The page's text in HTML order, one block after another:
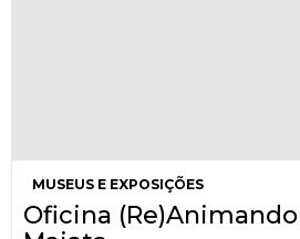
MUSEUS E EXPOSIÇÕES
Oficina